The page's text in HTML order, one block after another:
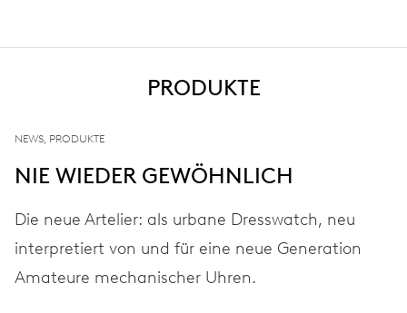
PRODUKTE
NEWS, PRODUKTE
NIE WIEDER GEWÖHNLICH
Die neue Artelier: als urbane Dresswatch, neu
interpretiert von und für eine neue Generation
Amateure mechanischer Uhren.